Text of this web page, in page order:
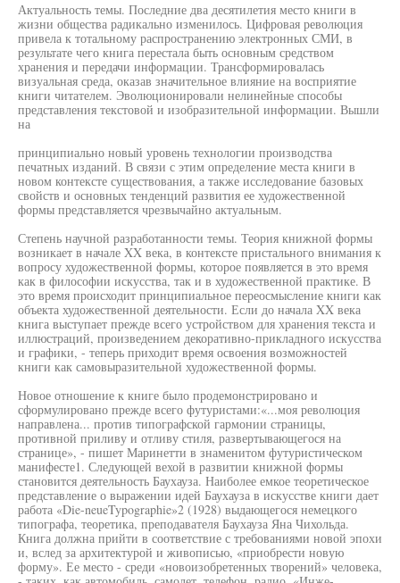
Актуальность темы. Последние два десятилетия место книги в
жизни общества радикально изменилось. Цифровая революция
привела к тотальному распространению электронных СМИ, в
результате чего книга перестала быть основным средством
хранения и передачи информации. Трансформировалась
визуальная среда, оказав значительное влияние на восприятие
книги читателем. Эволюционировали нелинейные способы
представления текстовой и изобразительной информации. Вышли
на
принципиально новый уровень технологии производства
печатных изданий. В связи с этим определение места книги в
новом контексте существования, а также исследование базовых
свойств и основных тенденций развития ее художественной
формы представляется чрезвычайно актуальным.
Степень научной разработанности темы. Теория книжной формы
возникает в начале XX века, в контексте пристального внимания к
вопросу художественной формы, которое появляется в это время
как в философии искусства, так и в художественной практике. В
это время происходит принципиальное переосмысление книги как
объекта художественной деятельности. Если до начала XX века
книга выступает прежде всего устройством для хранения текста и
иллюстраций, произведением декоративно-прикладного искусства
и графики, - теперь приходит время освоения возможностей
книги как самовыразительной художественной формы.
Новое отношение к книге было продемонстрировано и
сформулировано прежде всего футуристами:«...моя революция
направлена... против типографской гармонии страницы,
противной приливу и отливу стиля, развертывающегося на
странице», - пишет Маринетти в знаменитом футуристическом
манифесте1. Следующей вехой в развитии книжной формы
становится деятельность Баухауза. Наиболее емкое теоретическое
представление о выражении идей Баухауза в искусстве книги дает
работа «Die-neueTypographie»2 (1928) выдающегося немецкого
типографа, теоретика, преподавателя Баухауза Яна Чихольда.
Книга должна прийти в соответствие с требованиями новой эпохи
и, вслед за архитектурой и живописью, «приобрести новую
форму». Ее место - среди «новоизобретенных творений» человека,